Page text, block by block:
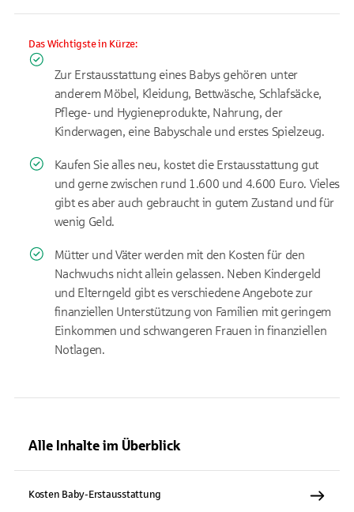
Das Wichtigste in Kürze:
Zur Erstausstattung eines Babys gehören unter
anderem Möbel, Kleidung, Bettwäsche, Schlafsäcke,
Pflege- und Hygieneprodukte, Nahrung, der
Kinderwagen, eine Babyschale und erstes Spielzeug.
Kaufen Sie alles neu, kostet die Erstausstattung gut
und gerne zwischen rund 1.600 und 4.600 Euro. Vieles
gibt es aber auch gebraucht in gutem Zustand und für
wenig Geld.
Mütter und Väter werden mit den Kosten für den
Nachwuchs nicht allein gelassen. Neben Kindergeld
und Elterngeld gibt es verschiedene Angebote zur
finanziellen Unterstützung von Familien mit geringem
Einkommen und schwangeren Frauen in finanziellen
Notlagen.
Alle Inhalte im Überblick
Kosten Baby-Erstausstattung